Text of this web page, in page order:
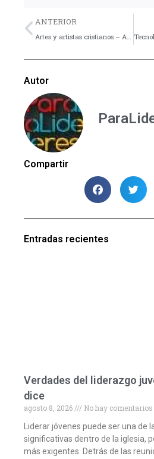
Previo
ANTERIOR
Artes y artistas cristianos – Artículo
Autor
Compartir
Entradas recientes
Verdades del liderazgo
dice
agosto 8, 2026
No hay comentarios
Liderar jóvenes puede ser una de
significativas dentro de la iglesia,
más exigentes. Detrás de las